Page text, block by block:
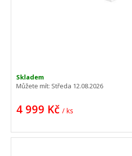
Skladem
Můžete mít: Středa 12.08.2026
4 999 Kč / ks